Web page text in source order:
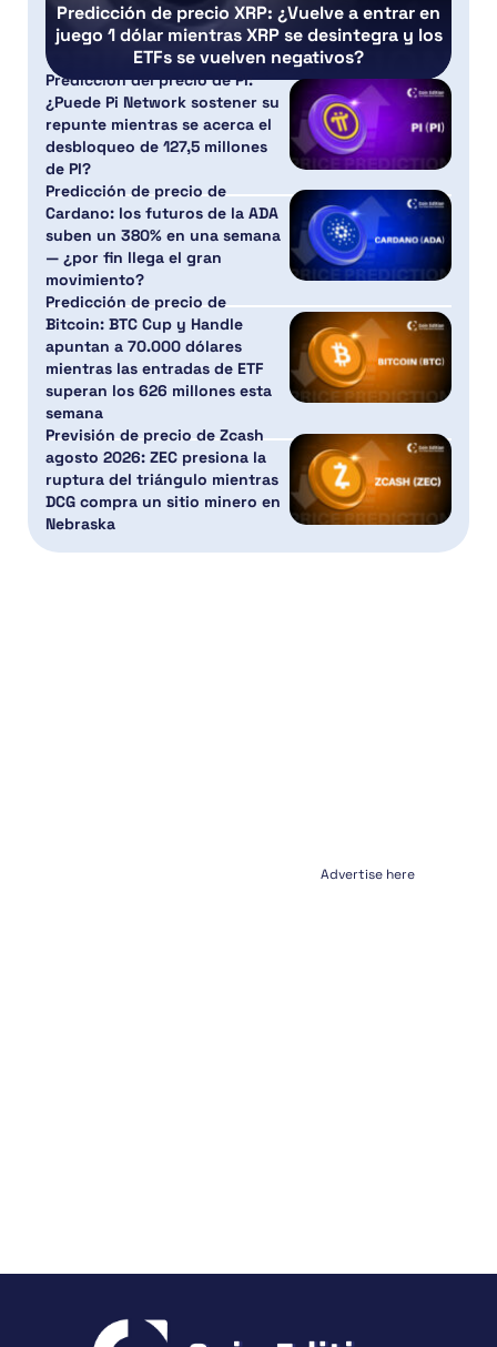
Predicción de precio XRP: ¿Vuelve a entrar en
juego 1 dólar mientras XRP se desintegra y los
ETFs se vuelven negativos?
Predicción del precio de PI:
¿Puede Pi Network sostener su
repunte mientras se acerca el
desbloqueo de 127,5 millones
de PI?
Predicción de precio de
Cardano: los futuros de la ADA
suben un 380% en una semana
— ¿por fin llega el gran
movimiento?
Predicción de precio de
Bitcoin: BTC Cup y Handle
apuntan a 70.000 dólares
mientras las entradas de ETF
superan los 626 millones esta
semana
Previsión de precio de Zcash
agosto 2026: ZEC presiona la
ruptura del triángulo mientras
DCG compra un sitio minero en
Nebraska
Advertise here